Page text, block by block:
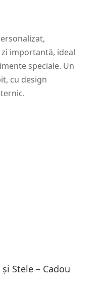
importantă, ideal
speciale. Un
cu design
Stele – Cadou